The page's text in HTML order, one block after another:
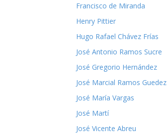
Francisco de Miranda
Henry Pittier
Hugo Rafael Chávez Frías
José Antonio Ramos Sucre
José Gregorio Hernández
José Marcial Ramos Guedez
José María Vargas
José Martí
José Vicente Abreu